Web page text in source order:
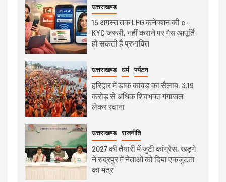
उत्तराखण्ड
15 अगस्त तक LPG कनेक्शन की e-
KYC जरूरी, नहीं कराने पर गैस आपूर्ति
हो सकती है प्रभावित
उत्तराखण्ड धर्म पर्यटन
हरिद्वार में डाक कांवड़ का सैलाब, 3.19
करोड़ से अधिक शिवभक्त गंगाजल
लेकर रवाना
उत्तराखण्ड राजनीति
2027 की तैयारी में जुटी कांग्रेस, खड़गे
ने रुद्रपुर में नेताओं को दिया एकजुटता
का मंत्र